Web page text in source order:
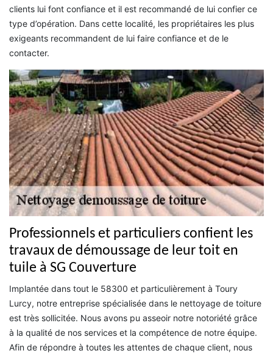
clients lui font confiance et il est recommandé de lui confier ce
type d’opération. Dans cette localité, les propriétaires les plus
exigeants recommandent de lui faire confiance et de le
contacter.
Professionnels et particuliers confient les
travaux de démoussage de leur toit en
tuile à SG Couverture
Implantée dans tout le 58300 et particulièrement à Toury
Lurcy, notre entreprise spécialisée dans le nettoyage de toiture
est très sollicitée. Nous avons pu asseoir notre notoriété grâce
à la qualité de nos services et la compétence de notre équipe.
Afin de répondre à toutes les attentes de chaque client, nous